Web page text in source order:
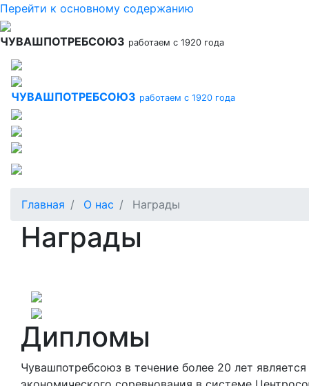
Перейти к основному содержанию
ЧУВАШПОТРЕБСОЮЗ работаем с 1920 года
ЧУВАШПОТРЕБСОЮЗ работаем с 1920 года
Главная О нас Награды
Награды
Дипломы
Чувашпотребсоюз в течение более 20 лет